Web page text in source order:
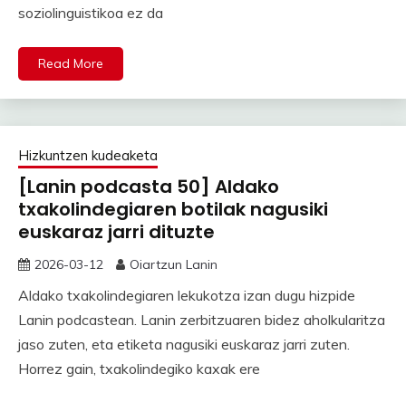
soziolinguistikoa ez da
Read More
Hizkuntzen kudeaketa
[Lanin podcasta 50] Aldako
txakolindegiaren botilak nagusiki
euskaraz jarri dituzte
2026-03-12 Oiartzun Lanin
Aldako txakolindegiaren lekukotza izan dugu hizpide
Lanin podcastean. Lanin zerbitzuaren bidez aholkularitza
jaso zuten, eta etiketa nagusiki euskaraz jarri zuten.
Horrez gain, txakolindegiko kaxak ere